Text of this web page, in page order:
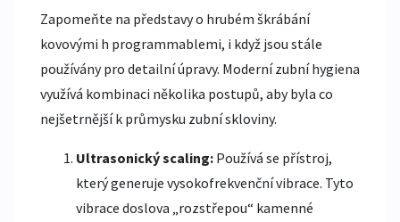
Zapomeňte na představy o hrubém škrábání
kovovými h programmablemi, i když jsou stále
používány pro detailní úpravy. Modernízubní hygiena
využívá kombinaci několika postupů, aby byla co
nejšetrnější k průmysku zubní skloviny.
Ultrasonický scaling: Používá se přístroj,
který generuje vysokofrekvenční vibrace. Tyto
vibrace doslova „rozstřepou“ kamenné